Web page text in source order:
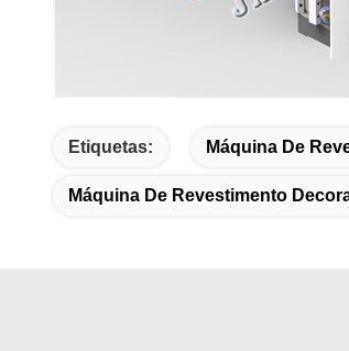
Etiquetas: Máquina De
Máquina De Revestimento